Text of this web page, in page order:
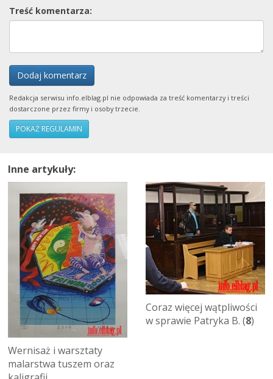
Treść komentarza:
Dodaj komentarz
Redakcja serwisu info.elblag.pl nie odpowiada za treść komentarzy i treści
dostarczone przez firmy i osoby trzecie.
POKAŻ REGULAMIN
Inne artykuły:
Wernisaż i warsztaty
malarstwa tuszem oraz
Coraz więcej wątpliwości
w sprawie Patryka B. (8)